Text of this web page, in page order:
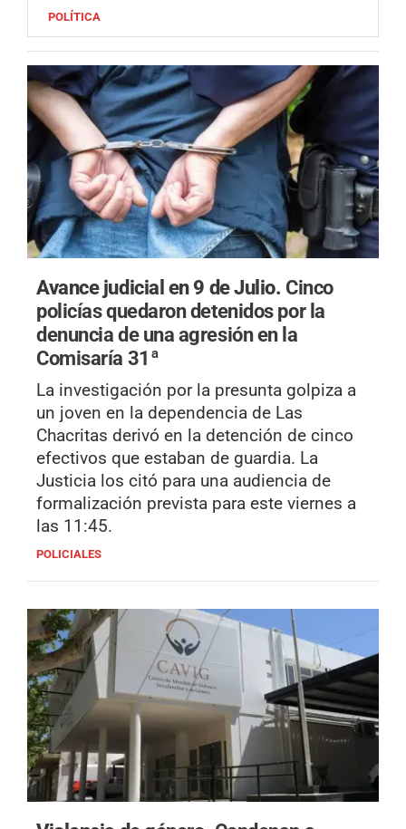
POLÍTICA
Avance judicial en 9 de Julio. Cinco
policías quedaron detenidos por la
denuncia de una agresión en la
Comisaría 31ª
La investigación por la presunta golpiza a
un joven en la dependencia de Las
Chacritas derivó en la detención de cinco
efectivos que estaban de guardia. La
Justicia los citó para una audiencia de
formalización prevista para este viernes a
las 11:45.
POLICIALES